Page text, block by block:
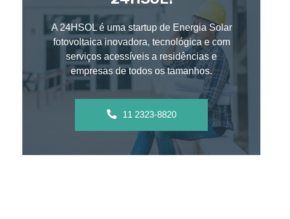
A 24HSOL é uma startup de Energia Solar
fotovoltaica inovadora, tecnológica e com
serviços acessíveis a residências e
empresas de todos os tamanhos.
11 2323-8820